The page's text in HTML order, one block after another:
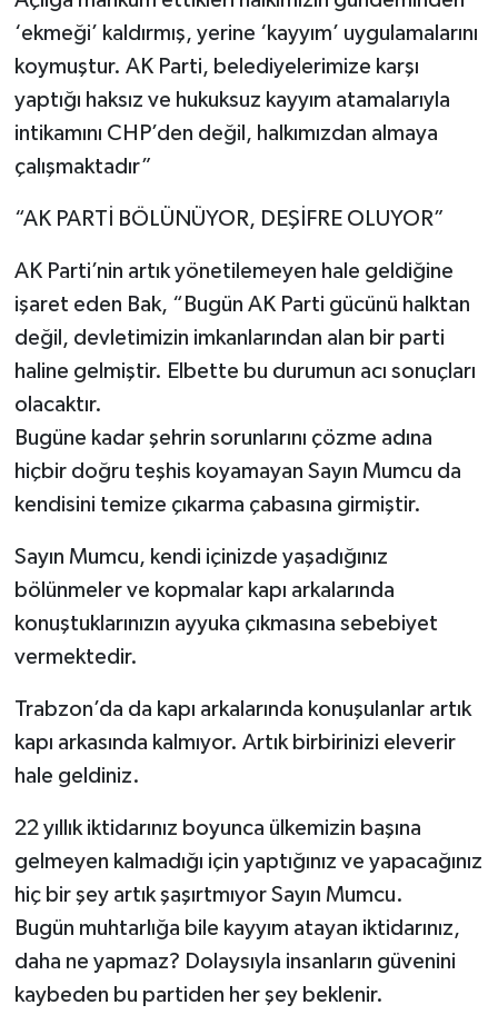
‘ekmeği’ kaldırmış, yerine ‘kayyım’ uygulamalarını
koymuştur. AK Parti, belediyelerimize karşı
yaptığı haksız ve hukuksuz kayyım atamalarıyla
intikamını CHP’den değil, halkımızdan almaya
çalışmaktadır”
“AK PARTİ BÖLÜNÜYOR, DEŞİFRE OLUYOR”
AK Parti’nin artık yönetilemeyen hale geldiğine
işaret eden Bak, “Bugün AK Parti gücünü halktan
değil, devletimizin imkanlarından alan bir parti
haline gelmiştir. Elbette bu durumun acı sonuçları
olacaktır.
Bugüne kadar şehrin sorunlarını çözme adına
hiçbir doğru teşhis koyamayan Sayın Mumcu da
kendisini temize çıkarma çabasına girmiştir.
Sayın Mumcu, kendi içinizde yaşadığınız
bölünmeler ve kopmalar kapı arkalarında
konuştuklarınızın ayyuka çıkmasına sebebiyet
vermektedir.
Trabzon’da da kapı arkalarında konuşulanlar artık
kapı arkasında kalmıyor. Artık birbirinizi eleverir
hale geldiniz.
22 yıllık iktidarınız boyunca ülkemizin başına
gelmeyen kalmadığı için yaptığınız ve yapacağınız
hiç bir şey artık şaşırtmıyor Sayın Mumcu.
Bugün muhtarlığa bile kayyım atayan iktidarınız,
daha ne yapmaz? Dolaysıyla insanların güvenini
kaybeden bu partiden her şey beklenir.